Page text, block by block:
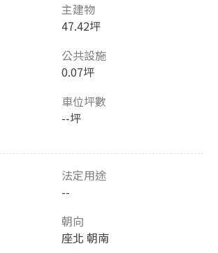
主建物
47.42坪
公共設施
0.07坪
車位坪數
--坪
法定用途
--
朝向
座北 朝南